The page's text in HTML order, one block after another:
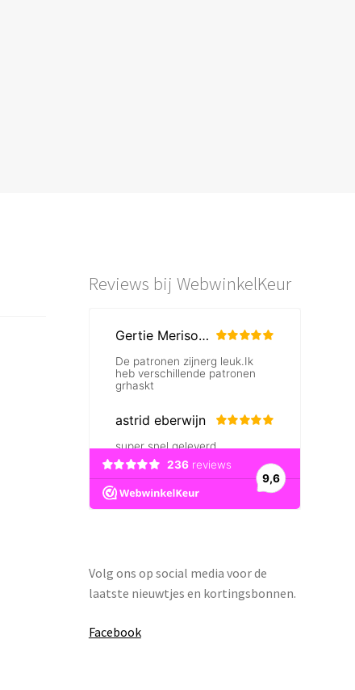
Reviews bij WebwinkelKeur
Volg ons op social media voor de
laatste nieuwtjes en kortingsbonnen.
Facebook